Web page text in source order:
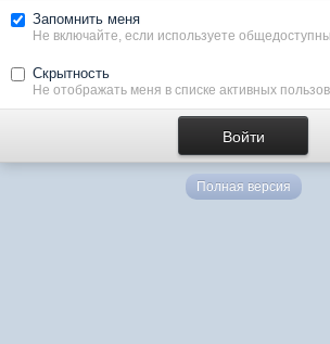
Запомнить меня
Не включайте, если используете
Скрытность
Не отображать меня в списке активных
Полная версия